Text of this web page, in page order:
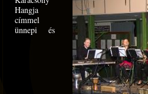
Hangja
címmel
ünnepi és